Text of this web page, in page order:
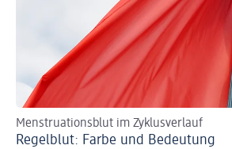
Menstruationsblut im Zyklusverlauf
Regelblut: Farbe und Bedeutung